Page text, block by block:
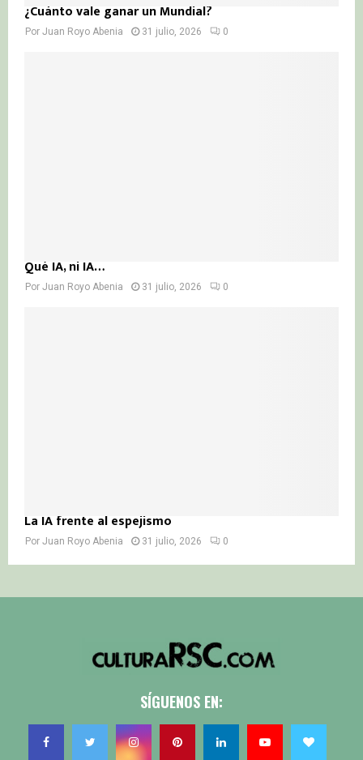
¿Cuánto vale ganar un Mundial?
Por Juan Royo Abenia 31 julio, 2026 0
Qué IA, ni IA…
Por Juan Royo Abenia 31 julio, 2026 0
La IA frente al espejismo
Por Juan Royo Abenia 31 julio, 2026 0
SÍGUENOS EN: